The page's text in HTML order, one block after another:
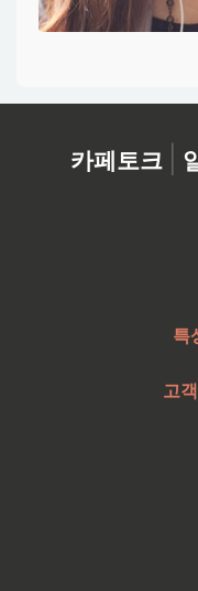
카페토크 |
특
고